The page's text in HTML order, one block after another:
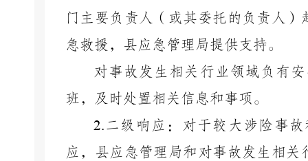
门主要负责人（或其委托的负责人
急救援，县应急管理局提供支持。
对事故发生相关行业领域负有
班，及时处置相关信息和事项。
2.二级响应：对于较大涉险事
应，县应急管理局和对事故发生相